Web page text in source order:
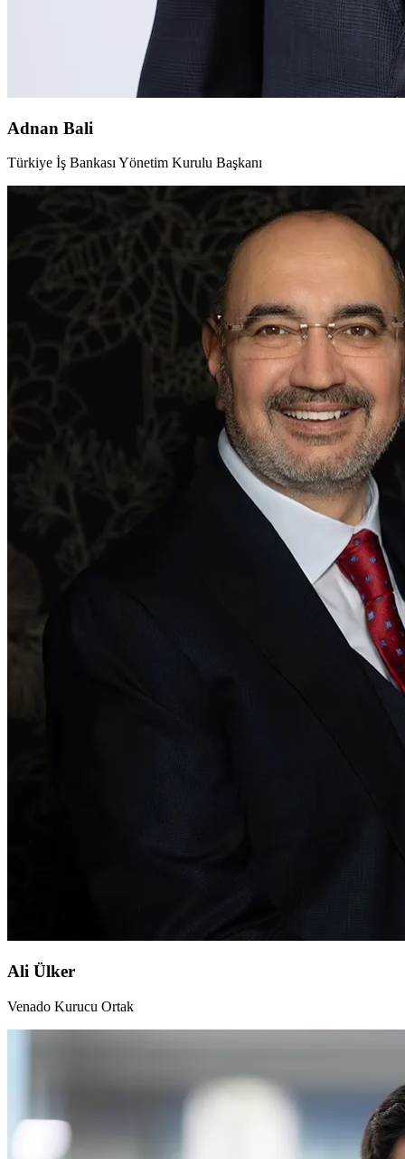
Adnan Bali
Türkiye İş Bankası Yönetim Kurulu Başkanı
Ali Ülker
Venado Kurucu Ortak